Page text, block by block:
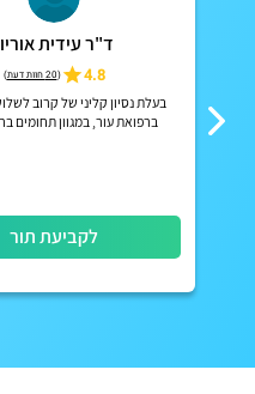
ד"ר עידית
4.8
(20 חוות דעת )
בעלת נסיון קליני של קרוב
ברפואת עור, במגוון תחומים
לקביעת תור